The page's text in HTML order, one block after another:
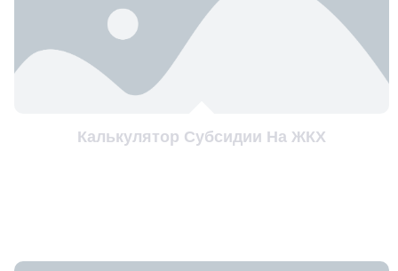
Калькулятор Субсидии На ЖКХ